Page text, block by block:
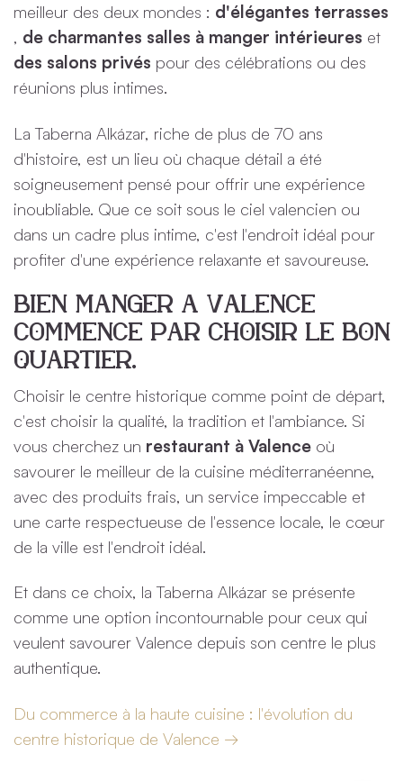
meilleur des deux mondes : d'élégantes terrasses
, de charmantes salles à manger intérieures et
des salons privés pour des célébrations ou des
réunions plus intimes.
La Taberna Alkázar, riche de plus de 70 ans
d'histoire, est un lieu où chaque détail a été
soigneusement pensé pour offrir une expérience
inoubliable. Que ce soit sous le ciel valencien ou
dans un cadre plus intime, c'est l'endroit idéal pour
profiter d'une expérience relaxante et savoureuse.
Bien manger à Valence
commence par choisir le bon
quartier.
Choisir le centre historique comme point de départ,
c'est choisir la qualité, la tradition et l'ambiance. Si
vous cherchez un restaurant à Valence où
savourer le meilleur de la cuisine méditerranéenne,
avec des produits frais, un service impeccable et
une carte respectueuse de l'essence locale, le cœur
de la ville est l'endroit idéal.
Et dans ce choix, la Taberna Alkázar se présente
comme une option incontournable pour ceux qui
veulent savourer Valence depuis son centre le plus
authentique.
Du commerce à la haute cuisine : l'évolution du
centre historique de Valence →